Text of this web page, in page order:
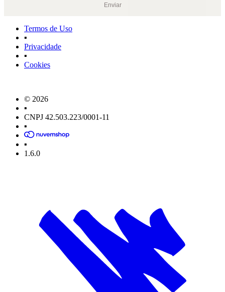
Enviar
Termos de Uso
▪
Privacidade
▪
Cookies
© 2026
▪
CNPJ 42.503.223/0001-11
▪
▪
1.6.0